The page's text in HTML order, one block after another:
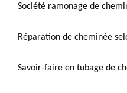
Société ramonage de
Réparation de cheminée
Savoir-faire en tubage de